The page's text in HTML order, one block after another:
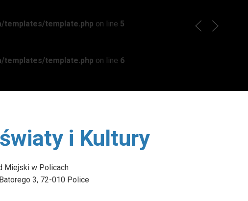
template.php on line 5
template.php on line 6
template.php
i Kultury
Miejski w Policach
3, 72-010 Police